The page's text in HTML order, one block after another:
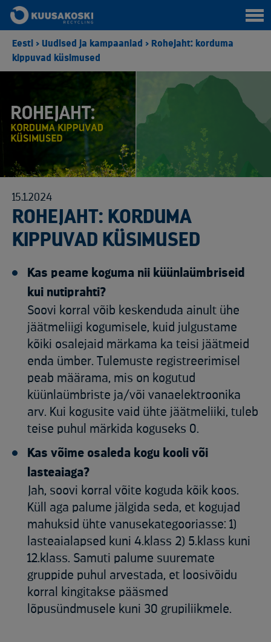
Eesti > Uudised ja kampaaniad > Rohejaht: korduma
kippuvad küsimused
15.1.2024
ROHEJAHT: KORDUMA
KIPPUVAD KÜSIMUSED
Kas peame koguma nii küünlaümbriseid
kui nutiprahti?
Soovi korral võib keskenduda ainult ühe
jäätmeliigi kogumisele, kuid julgustame
kõiki osalejaid märkama ka teisi jäätmeid
enda ümber. Tulemuste registreerimisel
peab määrama, mis on kogutud
küünlaümbriste ja/või vanaelektroonika
arv. Kui kogusite vaid ühte jäätmeliiki, tuleb
teise puhul märkida koguseks 0.
Kas võime osaleda kogu kooli või
lasteaiaga?
Jah, soovi korral võite koguda kõik koos.
Küll aga palume jälgida seda, et kogujad
mahuksid ühte vanusekategooriasse: 1)
lasteaialapsed kuni 4.klass 2) 5.klass kuni
12.klass. Samuti palume suuremate
gruppide puhul arvestada, et loosivõidu
korral kingitakse pääsmed
lõpusündmusele kuni 30 grupiliikmele.